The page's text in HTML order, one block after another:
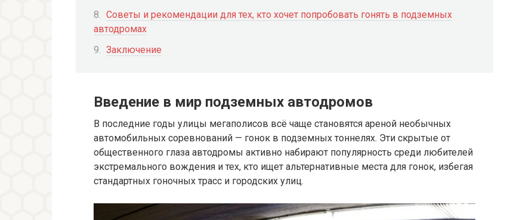
Советы и рекомендации для тех, кто хочет попробовать гонять в подземных
автодромах
Заключение
Введение в мир подземных автодромов
В последние годы улицы мегаполисов всё чаще становятся ареной необычных
автомобильных соревнований — гонок в подземных тоннелях. Эти скрытые от
общественного глаза автодромы активно набирают популярность среди любителей
экстремального вождения и тех, кто ищет альтернативные места для гонок, избегая
стандартных гоночных трасс и городских улиц.